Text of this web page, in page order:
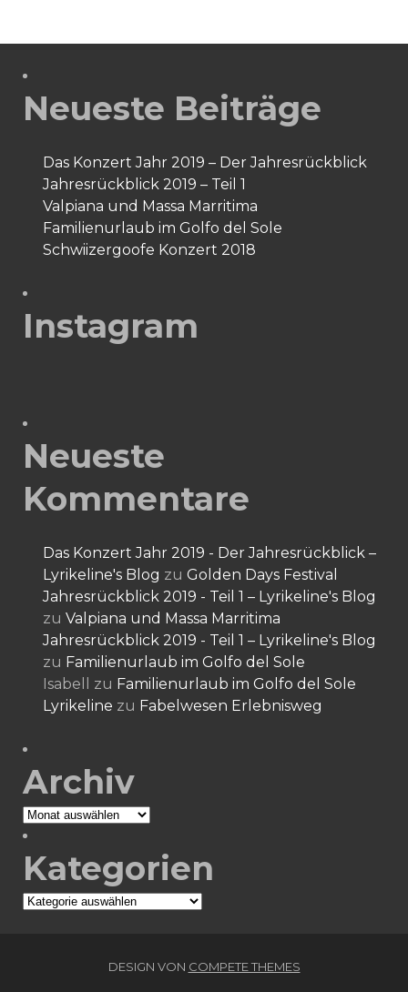
Neueste Beiträge
Das Konzert Jahr 2019 – Der Jahresrückblick
Jahresrückblick 2019 – Teil 1
Valpiana und Massa Marritima
Familienurlaub im Golfo del Sole
Schwiizergoofe Konzert 2018
Instagram
Neueste
Kommentare
Das Konzert Jahr 2019 - Der Jahresrückblick –
Lyrikeline's Blog zu Golden Days Festival
Jahresrückblick 2019 - Teil 1 – Lyrikeline's Blog
zu Valpiana und Massa Marritima
Jahresrückblick 2019 - Teil 1 – Lyrikeline's Blog
zu Familienurlaub im Golfo del Sole
Isabell
zu Familienurlaub im Golfo del Sole
Lyrikeline zu Fabelwesen Erlebnisweg
Archiv
Archiv
Kategorien
Kategorien
DESIGN VON COMPETE THEMES